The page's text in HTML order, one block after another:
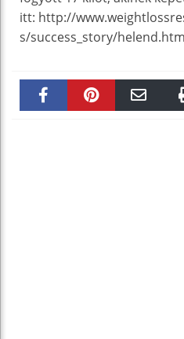
itt: http://
s/success_story/helend.htm